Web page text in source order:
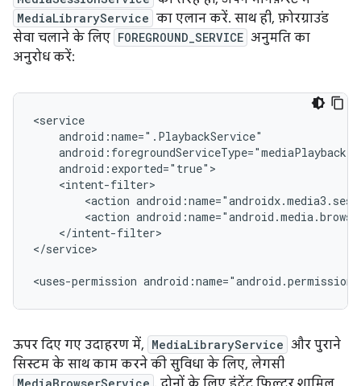
MediaLibraryService का एलान करें. साथ ही, फ़ोरग्राउंड
सेवा चलाने के लिए FOREGROUND_SERVICE अनुमति का
अनुरोध करें:
<action
<action
</intent-filter>
</service>
<uses-permission
ऊपर दिए गए उदाहरण में, MediaLibraryService और पुराने
सिस्टम के साथ काम करने की सुविधा के लिए, लेगसी